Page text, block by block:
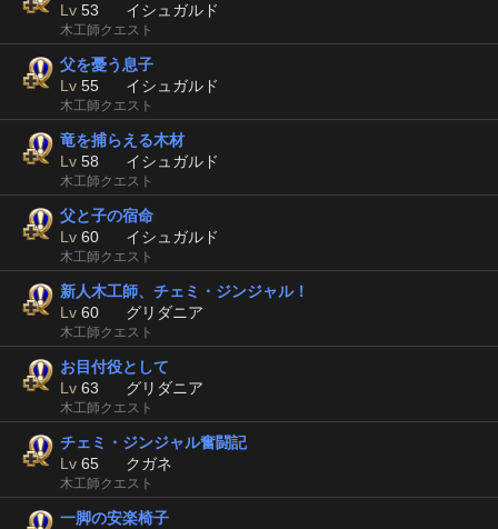
Lv 53 イシュガルド
木工師クエスト
父を憂う息子
Lv 55 イシュガルド
木工師クエスト
竜を捕らえる木材
Lv 58 イシュガルド
木工師クエスト
父と子の宿命
Lv 60 イシュガルド
木工師クエスト
新人木工師、チェミ・ジンジャル！
Lv 60 グリダニア
木工師クエスト
お目付役として
Lv 63 グリダニア
木工師クエスト
チェミ・ジンジャル奮闘記
Lv 65 クガネ
木工師クエスト
一脚の安楽椅子